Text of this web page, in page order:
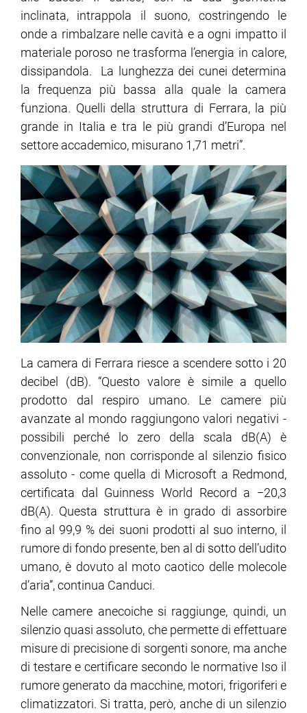
inclinata, intrappola il suono, costringendo le
onde a rimbalzare nelle cavità e a ogni impatto il
materiale poroso ne trasforma l’energia in calore,
dissipandola. La lunghezza dei cunei determina
la frequenza più bassa alla quale la camera
funziona. Quelli della struttura di Ferrara, la più
grande in Italia e tra le più grandi d’Europa nel
settore accademico, misurano 1,71 metri”.
La camera di Ferrara riesce a scendere sotto i 20
decibel (dB). “Questo valore è simile a quello
prodotto dal respiro umano. Le camere più
avanzate al mondo raggiungono valori negativi -
possibili perché lo zero della scala dB(A) è
convenzionale, non corrisponde al silenzio fisico
assoluto - come quella di Microsoft a Redmond,
certificata dal Guinness World Record a −20,3
dB(A). Questa struttura è in grado di assorbire
fino al 99,9 % dei suoni prodotti al suo interno, il
rumore di fondo presente, ben al di sotto dell’udito
umano, è dovuto al moto caotico delle molecole
d’aria”, continua Canduci.
Nelle camere anecoiche si raggiunge, quindi, un
silenzio quasi assoluto, che permette di effettuare
misure di precisione di sorgenti sonore, ma anche
di testare e certificare secondo le normative Iso il
rumore generato da macchine, motori, frigoriferi e
climatizzatori. Si tratta, però, anche di un silenzio